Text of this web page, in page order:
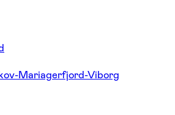
Mariagerfjord-Viborg